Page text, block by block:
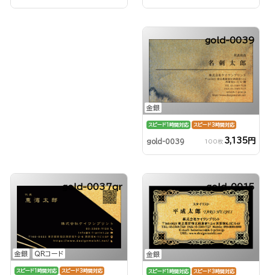
金銀
gold-0039
スピード1時間対応 スピード3時間対応
gold-0039 100枚 3,135円
金銀 QRコード
gold-0037qr
スピード1時間対応 スピード3時間対応
金銀
gold-0015
スピード1時間対応 スピード3時間対応